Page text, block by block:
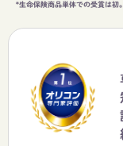
*生命保険商品単体での受賞は初